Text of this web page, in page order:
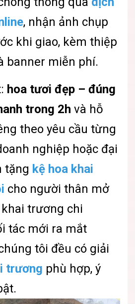
, nhận ảnh chụp
khi giao, kèm thiệp
banner miễn phí.
hoa tươi đẹp – đúng
trong 2h và hỗ
theo yêu cầu từng
nghiệp hoặc đại
tặng kệ hoa khai
cho người thân mở
trương chi
tác mới ra mắt
tôi đều có giải
trương phù hợp, ý